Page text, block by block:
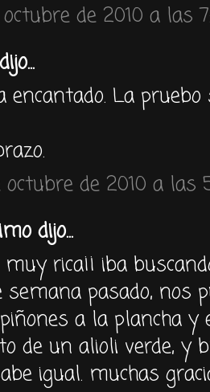
de 2010 a las
encantado. La
octubre de 2010 a las
dijo...
muy rica¡¡ iba
semana pasado, nos
a la plancha y
de un alioli verde, y
igual. muchas